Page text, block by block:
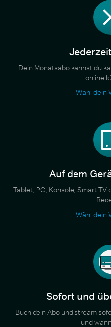
Dein Monatsabo kannst du
online
Wähl dein
Auf dem
Tablet, PC, Konsole, Smart TV
Wähl dein
Sofort und
Buch dein Abo und stream
und